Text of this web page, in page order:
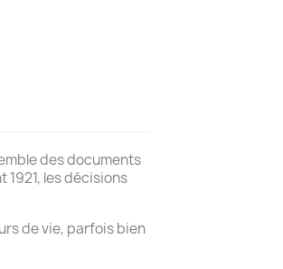
des documents
1921, les décisions
de vie, parfois bien